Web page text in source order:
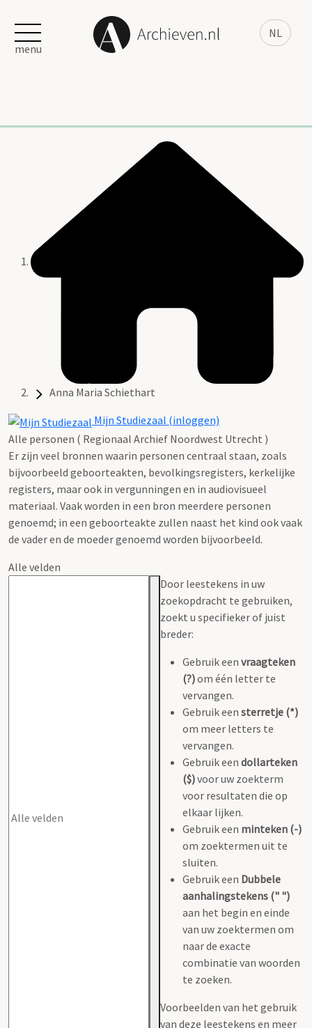
NL
menu
Anna Maria Schiethart
Mijn Studiezaal (inloggen)
Alle personen ( Regionaal Archief Noordwest Utrecht )
Er zijn veel bronnen waarin personen centraal staan, zoals
bijvoorbeeld geboorteakten, bevolkingsregisters, kerkelijke
registers, maar ook in vergunningen en in audiovisueel
materiaal. Vaak worden in een bron meerdere personen
genoemd; in een geboorteakte zullen naast het kind ook vaak
de vader en de moeder genoemd worden bijvoorbeeld.
Alle velden
Door leestekens in uw
zoekopdracht te gebruiken,
zoekt u specifieker of juist
breder:
Gebruik een vraagteken
(?)om één letter te
vervangen.
Gebruik een sterretje (*)
om meer letters te
vervangen.
Gebruik een dollarteken
($)voor uw zoekterm
voor resultaten die op
elkaar lijken.
Gebruik een minteken (-)
om zoektermen uit te
sluiten.
Gebruik een Dubbele
aanhalingstekens (" ")
aan het begin en einde
van uw zoektermen om
naar de exacte
combinatie van woorden
te zoeken.
Voorbeelden van het gebruik
van deze leestekens en meer